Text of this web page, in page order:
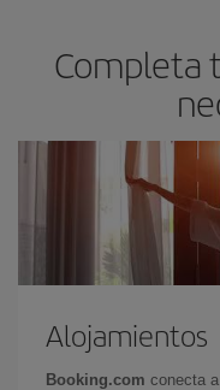
Completa
Alojamientos
Booking.com conecta